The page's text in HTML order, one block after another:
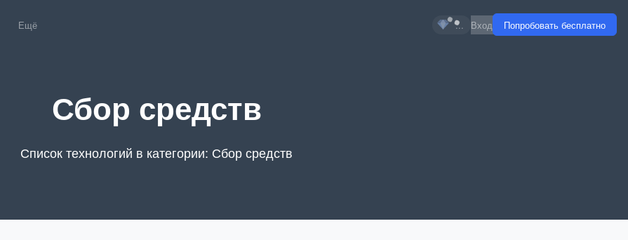
Ещё ... Вход Попробовать бесплатно
Сбор средств
Список технологий в категории: Сбор средств